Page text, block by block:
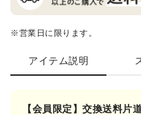
※営業日に限ります。
アイテム説明
【会員限定】交換送料片